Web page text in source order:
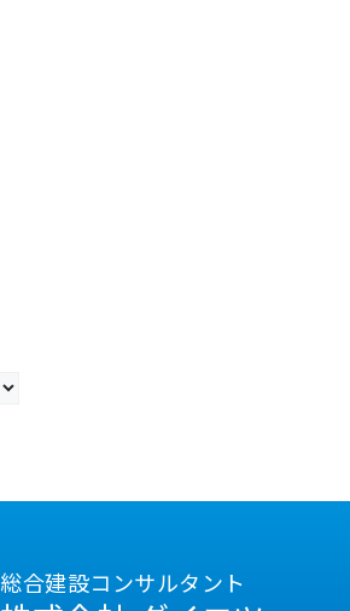
総合建設コンサルタント